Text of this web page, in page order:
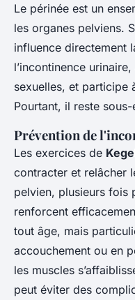
Le périnée est un
les organes pelviens.
influence directement
l’incontinence
sexuelles, et participe
Pourtant, il reste sous-
Prévention de
Les exercices de
contracter et relâcher
pelvien, plusieurs fois
renforcent
tout âge, mais
accouchement ou en
les muscles
peut éviter des